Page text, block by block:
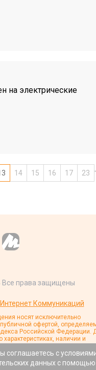
на электрические
14 15 16 17 23
права защищены
Коммуникаций
носят исключительно
офертой,
Российской Федерации.
наличии и
соглашаетесь с
данных с помощью